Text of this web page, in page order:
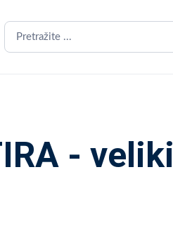
- veliki